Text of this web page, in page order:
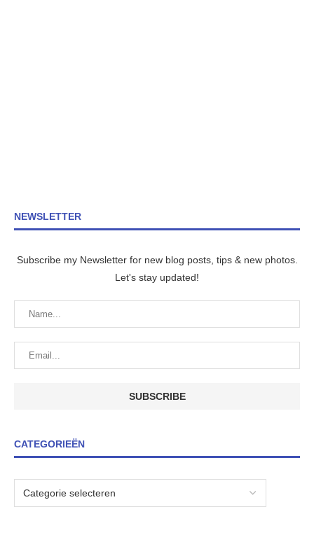
NEWSLETTER
Subscribe my Newsletter for new blog posts, tips & new photos.
Let's stay updated!
CATEGORIEËN